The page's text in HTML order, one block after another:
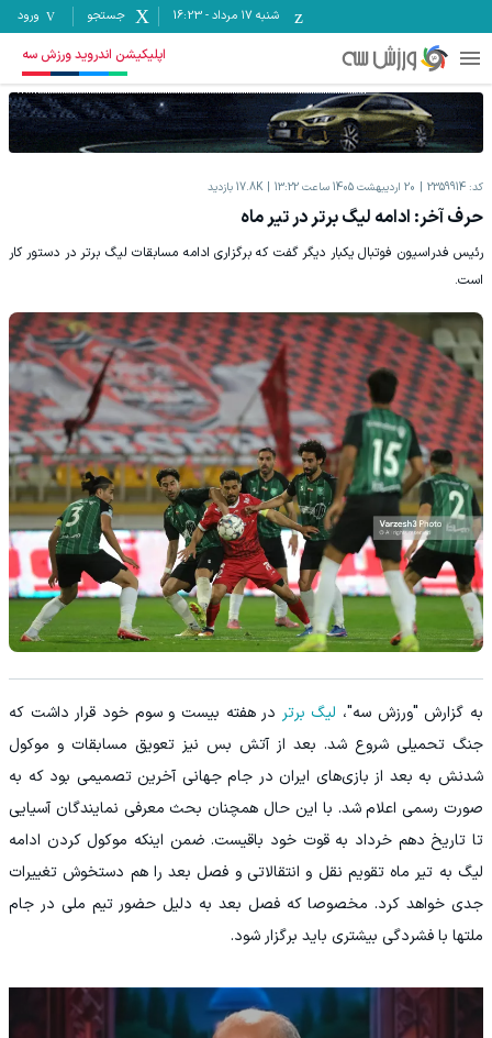
شنبه ۱۷ مرداد -
16:23 جستجو ورود
اپلیکیشن اندروید ورزش سه
کد: 2359914 20 اردیبهشت 1405 ساعت 13:22 17.8K بازدید
حرف آخر: ادامه لیگ برتر‌ در تیر ماه
رئیس فدراسیون فوتبال یکبار دیگر گفت که برگزاری ادامه مسابقات لیگ برتر در دستور کار
است.
به گزارش "ورزش سه"، لیگ برتر در هفته بیست و سوم خود قرار داشت که
جنگ تحمیلی شروع شد. بعد از آتش بس نیز تعویق مسابقات و موکول
شدنش به بعد از بازی‌های ایران در جام جهانی آخرین تصمیمی بود که به
صورت رسمی اعلام شد. با این حال همچنان بحث معرفی نمایندگان آسیایی
تا تاریخ دهم خرداد به قوت خود باقیست. ضمن اینکه موکول کردن ادامه
لیگ به تیر ماه تقویم نقل و انتقالاتی و فصل بعد را هم دستخوش تغییرات
جدی خواهد کرد. مخصوصا که فصل بعد به دلیل حضور تیم ملی در جام
ملتها با فشردگی بیشتری باید برگزار شود.